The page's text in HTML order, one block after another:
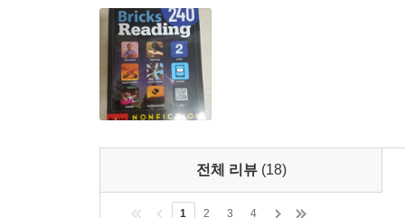
전체 리뷰 (18)
1 2 3 4